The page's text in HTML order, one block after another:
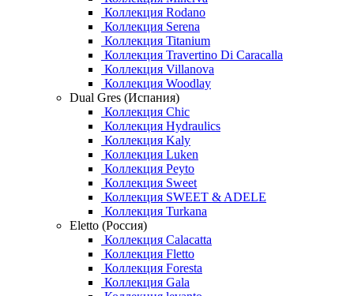
Коллекция Rodano
Коллекция Serena
Коллекция Titanium
Коллекция Travertino Di Caracalla
Коллекция Villanova
Коллекция Woodlay
Dual Gres (Испания)
Коллекция Chic
Коллекция Hydraulics
Коллекция Kaly
Коллекция Luken
Коллекция Peyto
Коллекция Sweet
Коллекция SWEET & ADELE
Коллекция Turkana
Eletto (Россия)
Коллекция Calacatta
Коллекция Fletto
Коллекция Foresta
Коллекция Gala